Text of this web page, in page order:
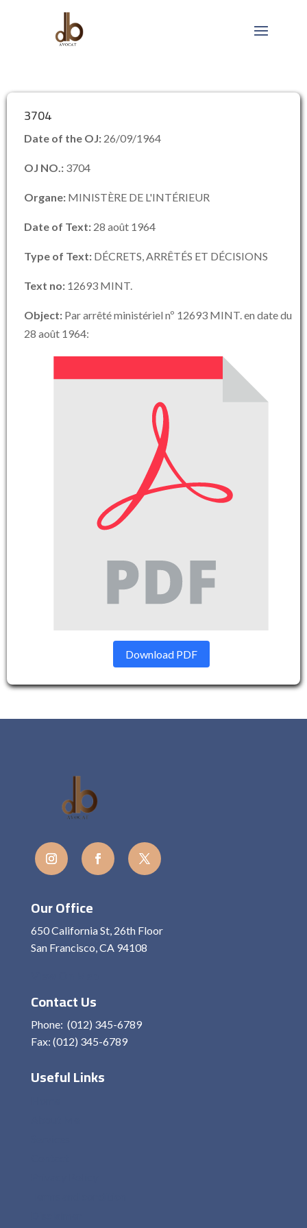
3704
Date of the OJ: 26/09/1964
OJ NO.: 3704
Organe: MINISTÈRE DE L'INTÉRIEUR
Date of Text: 28 août 1964
Type of Text: DÉCRETS, ARRÊTÉS ET DÉCISIONS
Text no: 12693 MINT.
Object: Par arrêté ministériel nº 12693 MINT. en date du
28 août 1964:
Download PDF
Our Office
650 California St, 26th Floor
San Francisco, CA 94108
Contact Us
Phone: (012) 345-6789
Fax: (012) 345-6789
Useful Links